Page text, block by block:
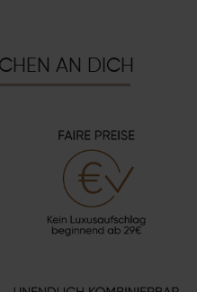
AN DICH